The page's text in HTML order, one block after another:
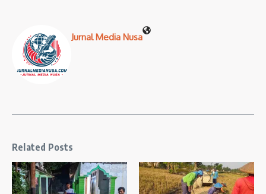
Jurnal Media Nusa
Related Posts